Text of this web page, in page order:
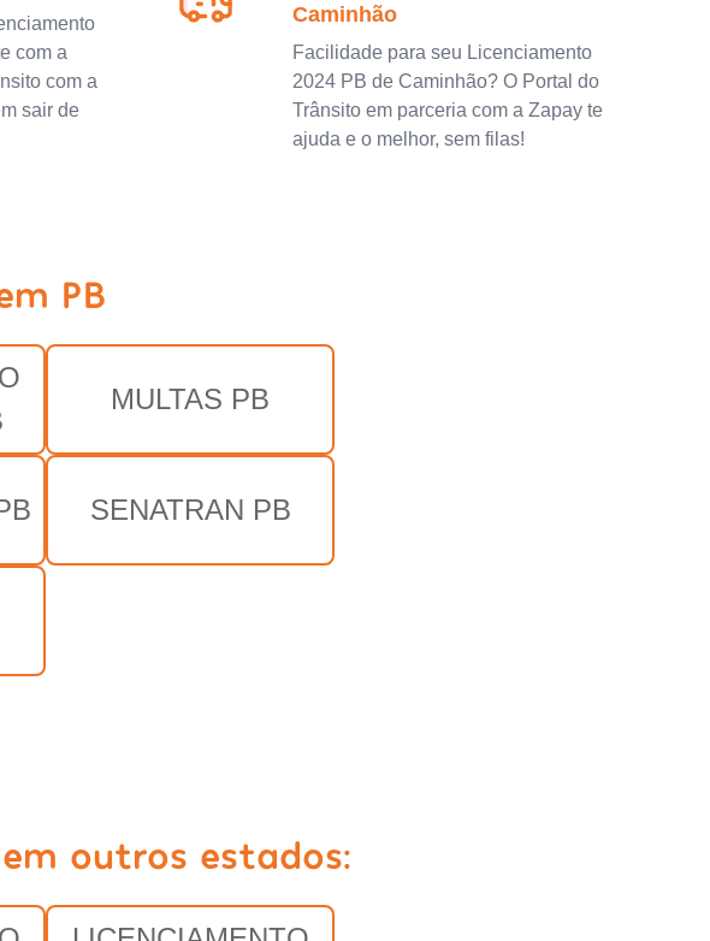
com a
com a
sair de
Caminhão
Facilidade para seu Licenciamento
2024 PB de Caminhão? O Portal do
Trânsito em parceria com a Zapay te
ajuda e o melhor, sem filas!
PB
MULTAS PB
SENATRAN PB
outros estados: